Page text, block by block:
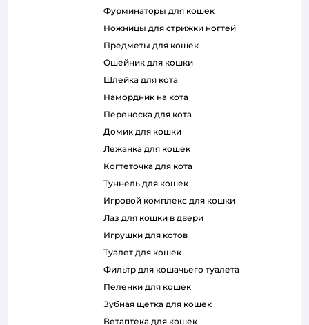
фурминаторы для кошек
ножницы для стрижки ногтей
предметы для кошек
ошейник для кошки
шлейка для кота
намордник на кота
переноска для кота
домик для кошки
лежанка для кошек
когтеточка для кота
туннель для кошек
игровой комплекс для кошки
лаз для кошки в двери
игрушки для котов
туалет для кошек
фильтр для кошачьего туалета
пеленки для кошек
зубная щетка для кошек
ветаптека для кошек